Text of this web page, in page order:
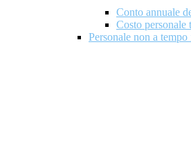
Conto annuale
Costo personale
Personale non a